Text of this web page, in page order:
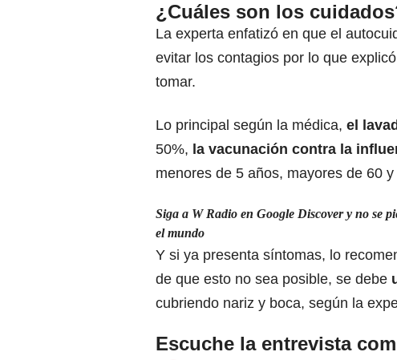
¿Cuáles son los
La experta enfatizó en que el
evitar los contagios por lo que
tomar.
Lo principal según la médica, el
50%, la vacunación contra la
menores de 5 años, mayores de 60
Siga a W Radio en Google Discover y no se
el mundo
Y si ya presenta síntomas, lo
de que esto no sea posible, se debe
cubriendo nariz y boca, según la
Escuche la entrevista